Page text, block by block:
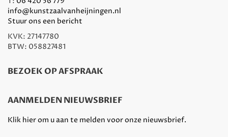
info@kunstzaalvanheijningen.nl
Stuur ons een bericht
KVK: 27147780
BTW: 058827481
BEZOEK OP AFSPRAAK
AANMELDEN NIEUWSBRIEF
Klik hier om u aan te melden voor onze nieuwsbrief.